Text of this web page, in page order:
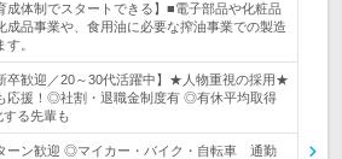
成体制でスタートできる】■電子部品や化粧品
成品事業や、食用油に必要な搾油事業での製造
。
卒歓迎／20～30代活躍中】★人物重視の採用★
応援！◎社割・退職金制度有 ◎有休平均取得
する先輩も
ーン歓迎 ◎マイカー・バイク・自転車 通勤